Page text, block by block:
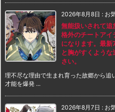
2026年8月8日 : お
無能扱いされて追
格外のチートアイ
になります。最
と胸がすくよう
さい。
理不尽な理由で生まれ育った故郷から
才能を爆発 ...
2026年8月7日 : お